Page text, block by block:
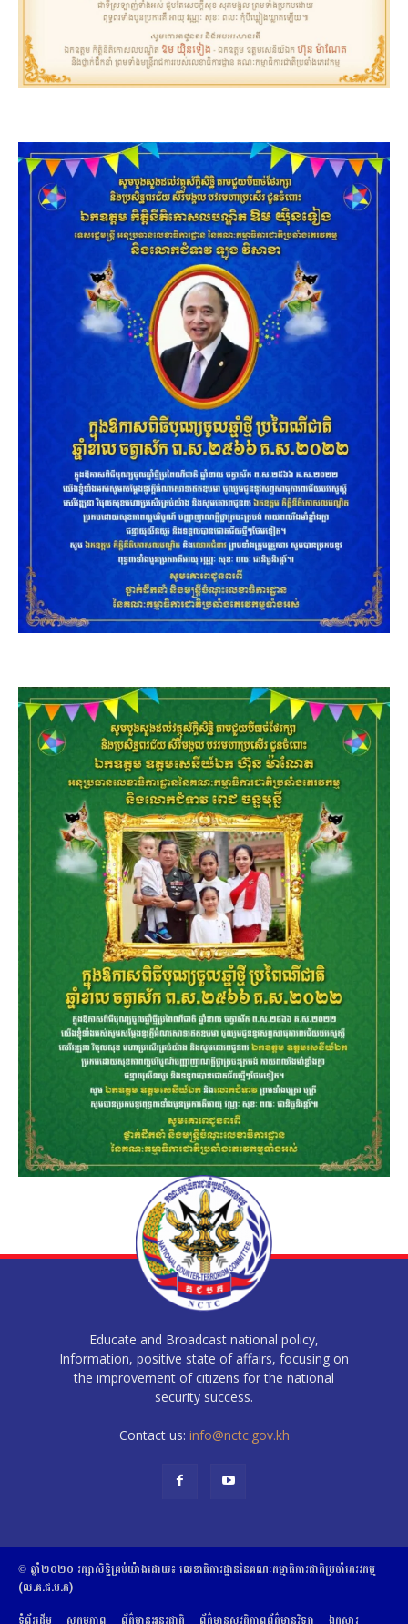
Educate and Broadcast national policy,
Information, positive state of affairs, focusing on
the improvement of citizens for the national
security success.
Contact us: info@nctc.gov.kh
© ឆ្នាំ២០២០​ ​រក្សាសិទ្ធិ​គ្រប់យ៉ាង​ដោយ​៖​ ​លេខាធិការដ្ឋាននៃគណៈកម្មាធិការជាតិប្រចាំភេរវកម្ម
(ល.គ.ជ.ប.ភ)